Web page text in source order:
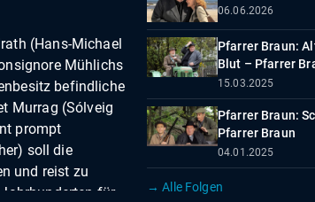
(Hans-Michael
Mühlichs
befindliche
Murrag (Sólveig
prompt
soll die
und reist zu
für
06.06.2026
Pfarrer Braun:
Blut – Pfarrer
15.03.2025
Pfarrer Braun:
Pfarrer Braun
04.01.2025
→ Alle Folgen